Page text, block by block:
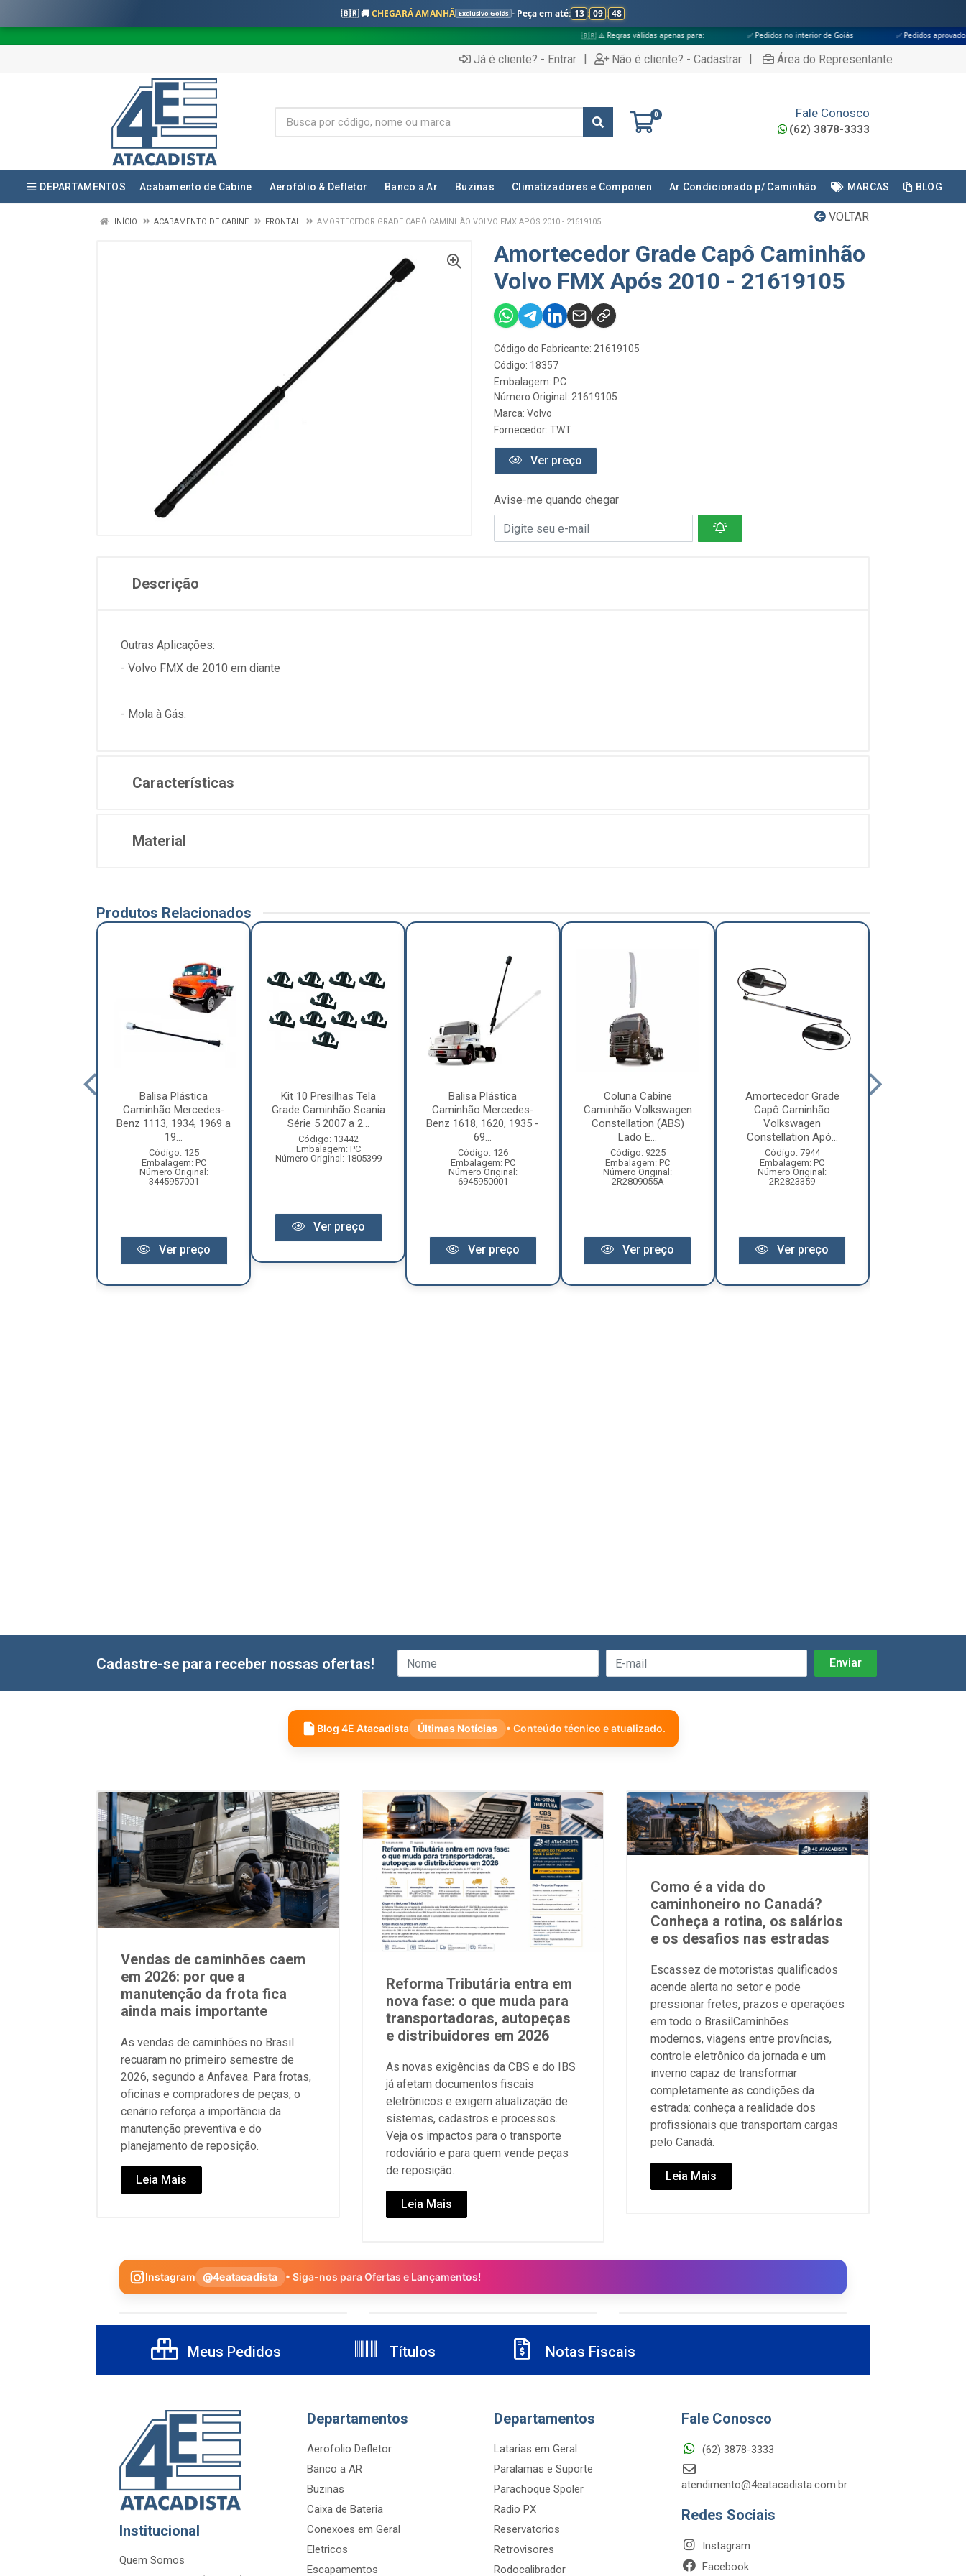
🇧🇷 🚚CHEGARÁ AMANHÃ Exclusivo Goiás - Peça em até: 13 : 09 : 47
🇧🇷 ⚠️ Regras válidas apenas para: ✅ Pedidos no interior de Goiás ✅ Pedidos aprovados até às 18h
Já é cliente? - Entrar | Não é cliente? - Cadastrar | Área do Representante
0 Fale Conosco
(62) 3878-3333
DEPARTAMENTOS Acabamento de Cabine Aerofólio & Defletor Banco a Ar Buzinas Climatizadores e Componen Ar Condicionado p/ Caminhão MARCAS BLOG
VOLTAR
INÍCIO ACABAMENTO DE CABINE FRONTAL AMORTECEDOR GRADE CAPÔ CAMINHÃO VOLVO FMX APÓS 2010 - 21619105
Amortecedor Grade Capô Caminhão
Volvo FMX Após 2010 - 21619105
Código do Fabricante: 21619105
Código: 18357
Embalagem: PC
Número Original: 21619105
Marca: Volvo
Fornecedor: TWT
Ver preço
Avise-me quando chegar
Descrição
Outras Aplicações:
- Volvo FMX de 2010 em diante
- Mola à Gás.
Características
Material
Produtos Relacionados
Balisa Plástica
Caminhão Mercedes-
Benz 1113, 1934, 1969 a
19...
Código: 125
Embalagem: PC
Número Original:
3445957001
Ver preço
Kit 10 Presilhas Tela
Grade Caminhão Scania
Série 5 2007 a 2...
Código: 13442
Embalagem: PC
Número Original: 1805399
Ver preço
Balisa Plástica
Caminhão Mercedes-
Benz 1618, 1620, 1935 -
69...
Código: 126
Embalagem: PC
Número Original:
6945950001
Ver preço
Coluna Cabine
Caminhão Volkswagen
Constellation (ABS)
Lado E...
Código: 9225
Embalagem: PC
Número Original:
2R2809055A
Ver preço
Amortecedor Grade
Capô Caminhão
Volkswagen
Constellation Apó...
Código: 7944
Embalagem: PC
Número Original:
2R2823359
Ver preço
Cadastre-se para receber nossas ofertas!
Blog 4E Atacadista Últimas Notícias • Conteúdo técnico e atualizado.
Vendas de caminhões caem
em 2026: por que a
manutenção da frota fica
ainda mais importante
As vendas de caminhões no Brasil
recuaram no primeiro semestre de
2026, segundo a Anfavea. Para frotas,
oficinas e compradores de peças, o
cenário reforça a importância da
manutenção preventiva e do
planejamento de reposição.
Leia Mais
Reforma Tributária entra em
nova fase: o que muda para
transportadoras, autopeças
e distribuidores em 2026
As novas exigências da CBS e do IBS
já afetam documentos fiscais
eletrônicos e exigem atualização de
sistemas, cadastros e processos.
Veja os impactos para o transporte
rodoviário e para quem vende peças
de reposição.
Leia Mais
Como é a vida do
caminhoneiro no Canadá?
Conheça a rotina, os salários
e os desafios nas estradas
Escassez de motoristas qualificados
acende alerta no setor e pode
pressionar fretes, prazos e operações
em todo o BrasilCaminhões
modernos, viagens entre províncias,
controle eletrônico da jornada e um
inverno capaz de transformar
completamente as condições da
estrada: conheça a realidade dos
profissionais que transportam cargas
pelo Canadá.
Leia Mais
Instagram @4eatacadista • Siga-nos para Ofertas e Lançamentos!
Meus Pedidos Títulos Notas Fiscais
Institucional
Quem Somos
Departamentos
Aerofolio Defletor
Banco a AR
Buzinas
Caixa de Bateria
Conexoes em Geral
Eletricos
Escapamentos
Departamentos
Latarias em Geral
Paralamas e Suporte
Parachoque Spoler
Radio PX
Reservatorios
Retrovisores
Rodocalibrador
Fale Conosco
(62) 3878-3333
atendimento@4eatacadista.com.br
Redes Sociais
Instagram
Facebook